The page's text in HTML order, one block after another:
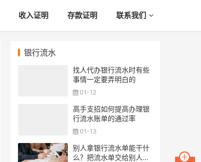
收入证明 存款证明 联系我们
银行流水
找人代办银行流水时有些
事情一定要弄明白的
01-12
高手支招如何提高办理银
行流水账单的通过率
01-13
别人拿银行流水单能干什
么？把流水单交给别人安